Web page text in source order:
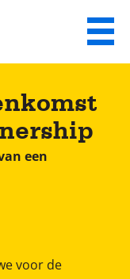
de inhoud
Menu
een
voor de